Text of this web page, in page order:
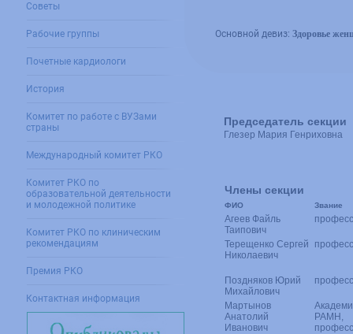
Советы
Рабочие группы
Почетные кардиологи
История
Комитет по работе с ВУЗами
страны
Международный комитет РКО
Комитет РКО по
образовательной деятельности
и молодежной политике
Комитет РКО по клиническим
рекомендациям
Премия РКО
Контактная информация
Основной девиз: Здоровье
Председатель секции
Глезер Мария Генриховна
Члены секции
ФИО Звание
Агеев Файль
Таипович
Терещенко Сергей
Николаевич
Поздняков Юрий
Михайлович
Мартынов
Анатолий
Иванович
РАМН,